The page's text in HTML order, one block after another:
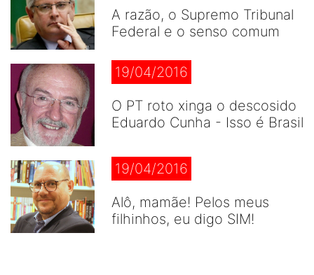
A razão, o Supremo Tribunal
Federal e o senso comum
19/04/2016
O PT roto xinga o descosido
Eduardo Cunha - Isso é Brasil
19/04/2016
Alô, mamãe! Pelos meus
filhinhos, eu digo SIM!